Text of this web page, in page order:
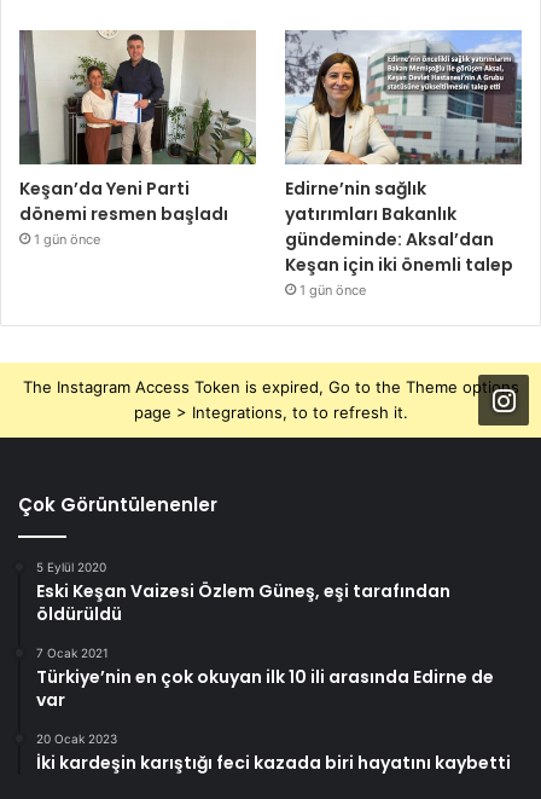
Keşan’da Yeni Parti
dönemi resmen başladı
1 gün önce
Edirne’nin sağlık
yatırımları Bakanlık
gündeminde: Aksal’dan
Keşan için iki önemli talep
1 gün önce
The Instagram Access Token is expired, Go to the Theme options
page > Integrations, to to refresh it.
Çok Görüntülenenler
5 Eylül 2020
Eski Keşan Vaizesi Özlem Güneş, eşi tarafından
öldürüldü
7 Ocak 2021
Türkiye’nin en çok okuyan ilk 10 ili arasında Edirne de
var
20 Ocak 2023
İki kardeşin karıştığı feci kazada biri hayatını kaybetti